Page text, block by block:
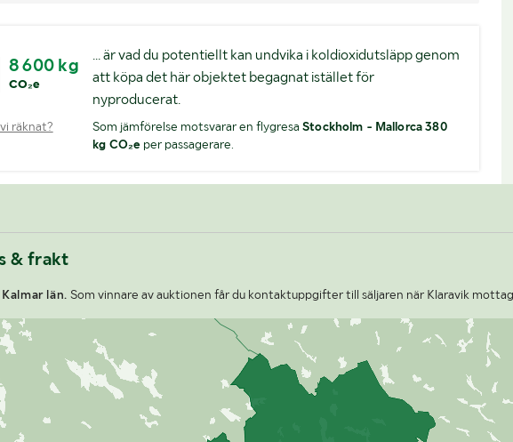
8 600 kg
CO₂e
räknat?
... är vad du potentiellt kan undvika i koldioxidutsläpp genom
att köpa det här objektet begagnat istället för
nyproducerat.
Som jämförelse motsvarar en flygresaStockholm - Mallorca 380
kg CO₂e per passagerare.
& frakt
län. Som vinnare av auktionen får du kontaktuppgifter till säljaren när Klaravik